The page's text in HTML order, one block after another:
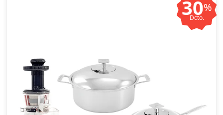
30%
Dcto.